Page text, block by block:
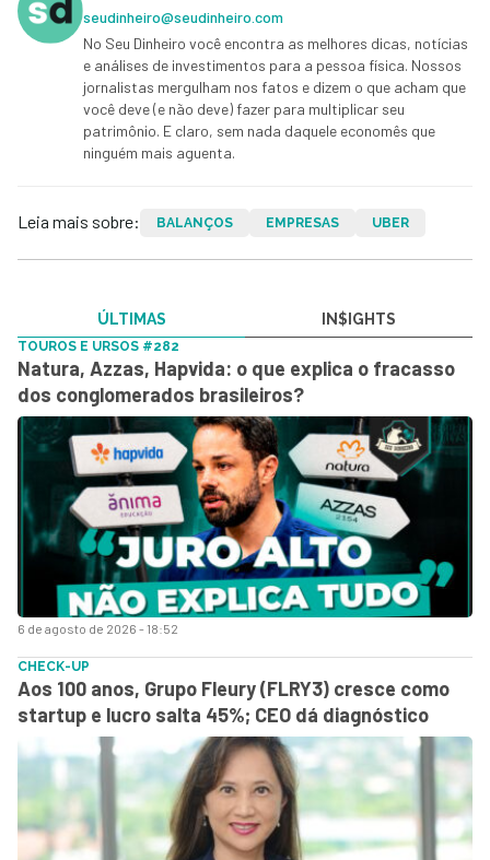
seudinheiro@seudinheiro.com
No Seu Dinheiro você encontra as melhores dicas, notícias
e análises de investimentos para a pessoa física. Nossos
jornalistas mergulham nos fatos e dizem o que acham que
você deve (e não deve) fazer para multiplicar seu
patrimônio. E claro, sem nada daquele economês que
ninguém mais aguenta.
Leia mais sobre: BALANÇOS EMPRESAS UBER
ÚLTIMAS IN$IGHTS
6 de agosto de 2026 - 18:52
TOUROS E URSOS #282
Natura, Azzas, Hapvida: o que explica o fracasso
dos conglomerados brasileiros?
CHECK-UP
Aos 100 anos, Grupo Fleury (FLRY3) cresce como
startup e lucro salta 45%; CEO dá diagnóstico